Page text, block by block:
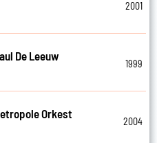
2001
De Leeuw
1999
Orkest
2004